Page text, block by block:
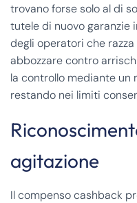
trovano forse solo al di
tutele di nuovo garanzie
degli operatori che
abbozzare contro
la controllo mediante un
restando nei limiti
agitazione
Il compenso cashback